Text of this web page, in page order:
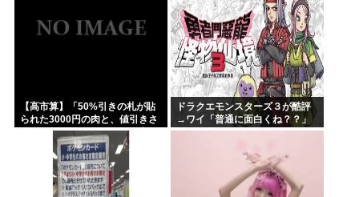
【高市算】「50%引きの札が貼
られた3000円の肉と、値引きさ
れていない1000円の肉では安い
のはどちらか」父の答え「50%
引きの肉」
ドラクエモンスターズ３が酷評
→ワイ「普通に面白くね？？」